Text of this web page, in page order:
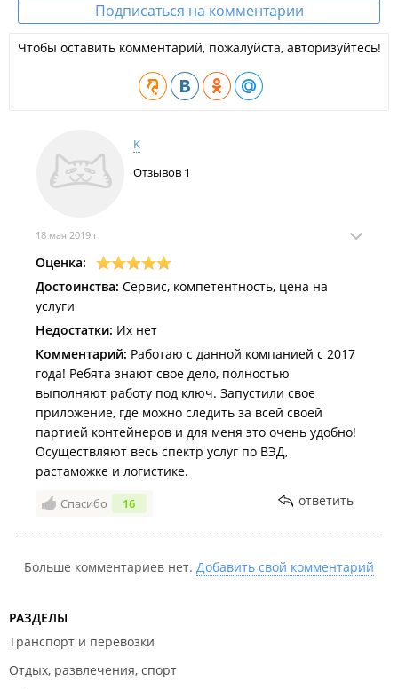
Подписаться на комментарии
Чтобы оставить комментарий, пожалуйста, авторизуйтесь!
K
Отзывов 1
18 мая 2019 г.
Оценка:
Достоинства: Сервис, компетентность, цена на
услуги
Недостатки: Их нет
Комментарий: Работаю с данной компанией с 2017
года! Ребята знают свое дело, полностью
выполняют работу под ключ. Запустили свое
приложение, где можно следить за всей своей
партией контейнеров и для меня это очень удобно!
Осуществляют весь спектр услуг по ВЭД,
растаможке и логистике.
Спасибо 16 ответить
Больше комментариев нет. Добавить свой комментарий
РАЗДЕЛЫ
Транспорт и перевозки
Отдых, развлечения, спорт